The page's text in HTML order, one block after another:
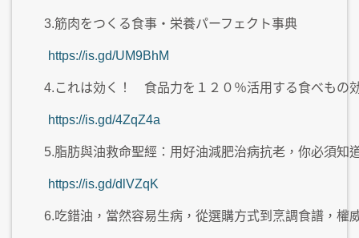
3.筋肉をつくる食事・栄養パーフェクト事典
https://is.gd/UM9BhM
4.これは効く！ 食品力を１２０％活用する食べもの
https://is.gd/4ZqZ4a
5.脂肪與油救命聖經：用好油減肥治病抗老，你必須知
https://is.gd/dlVZqK
6.吃錯油，當然容易生病，從選購方式到烹調食譜，權